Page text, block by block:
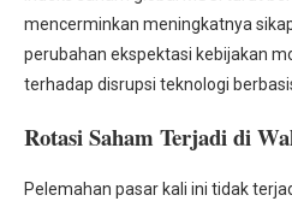
mencerminkan meningkatnya
perubahan ekspektasi kebijakan
terhadap disrupsi teknologi
Rotasi Saham Terjadi di
Pelemahan pasar kali ini tidak